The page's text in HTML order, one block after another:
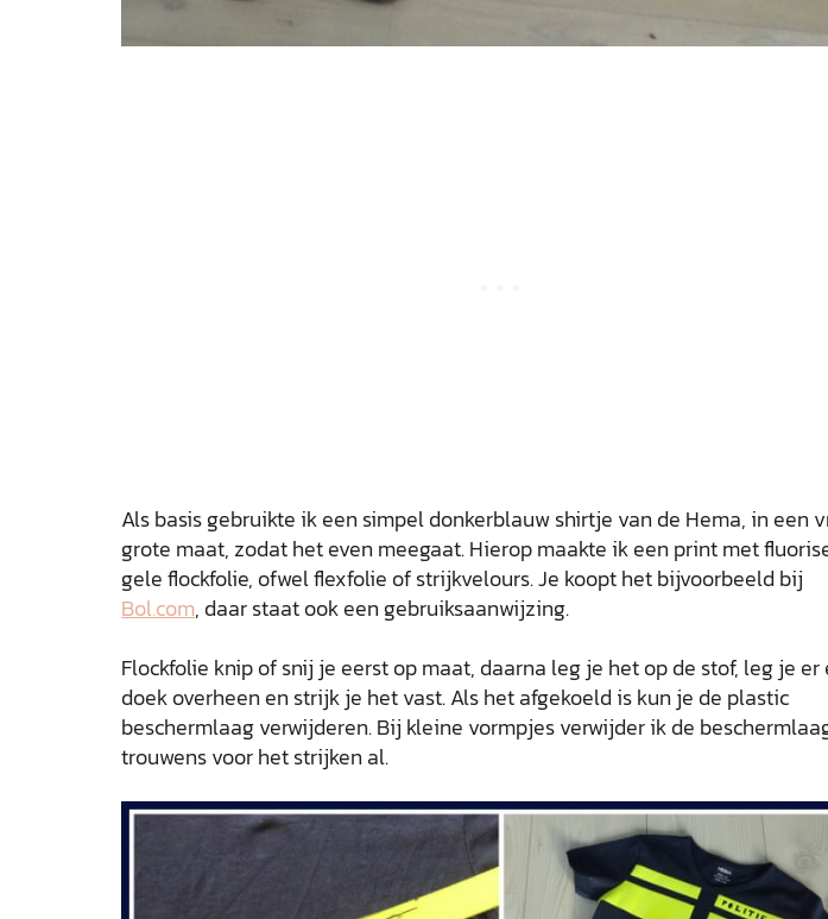
Als basis gebruikte ik een simpel donkerblauw shirtje van de Hema, in een
grote maat, zodat het even meegaat. Hierop maakte ik een print met
gele flockfolie, ofwel flexfolie of strijkvelours. Je koopt het bijvoorbeeld bij
Bol.com, daar staat ook een gebruiksaanwijzing.
Flockfolie knip of snij je eerst op maat, daarna leg je het op de stof, leg je er
doek overheen en strijk je het vast. Als het afgekoeld is kun je de plastic
beschermlaag verwijderen. Bij kleine vormpjes verwijder ik de
trouwens voor het strijken al.